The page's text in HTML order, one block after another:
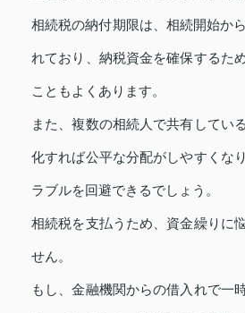
相続税の納付期限は、相続開始か
れており、納税資金を確保するた
こともよくあります。
また、複数の相続人で共有してい
化すれば公平な分配がしやすくな
ラブルを回避できるでしょう。
相続税を支払うため、資金繰りに
せん。
もし、金融機関からの借入れで一